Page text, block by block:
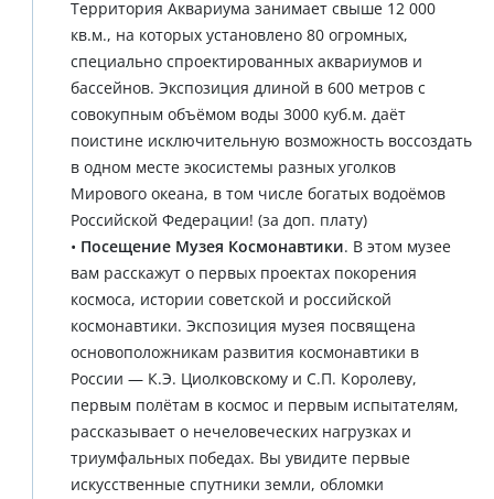
Территория Аквариума занимает свыше 12 000
кв.м., на которых установлено 80 огромных,
специально спроектированных аквариумов и
бассейнов. Экспозиция длиной в 600 метров с
совокупным объёмом воды 3000 куб.м. даёт
поистине исключительную возможность воссоздать
в одном месте экосистемы разных уголков
Мирового океана, в том числе богатых водоёмов
Российской Федерации! (за доп. плату)
• Посещение Музея Космонавтики. В этом музее
вам расскажут о первых проектах покорения
космоса, истории советской и российской
космонавтики. Экспозиция музея посвящена
основоположникам развития космонавтики в
России — К.Э. Циолковскому и С.П. Королеву,
первым полётам в космос и первым испытателям,
рассказывает о нечеловеческих нагрузках и
триумфальных победах. Вы увидите первые
искусственные спутники земли, обломки